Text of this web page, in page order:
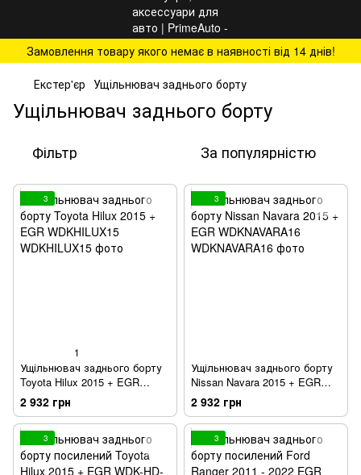
Замовлення товару якого немає в наявності від 14 днів!
Екстер'єр Ущільнювач заднього борту
Ущільнювач заднього борту
Фільтр За популярністю
3
1
Ущільнювач заднього борту
Toyota Hilux 2015 + EGR
WDKHILUX15
2 932 грн
3
Ущільнювач заднього борту
Nissan Navara 2015 + EGR
WDKNAVARA16
2 932 грн
3 3